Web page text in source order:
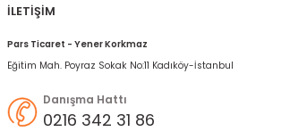
İLETİŞİM
Pars Ticaret - Yener Korkmaz
Eğitim Mah. Poyraz Sokak No:11 Kadıköy-İstanbul
Danışma Hattı
0216 342 31 86